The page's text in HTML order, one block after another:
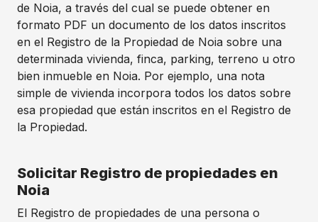
de Noia, a través del cual se puede obtener en
formato PDF un documento de los datos inscritos
en el Registro de la Propiedad de Noia sobre una
determinada vivienda, finca, parking, terreno u otro
bien inmueble en Noia. Por ejemplo, una nota
simple de vivienda incorpora todos los datos sobre
esa propiedad que están inscritos en el Registro de
la Propiedad.
Solicitar Registro de propiedades en
Noia
El Registro de propiedades de una persona o